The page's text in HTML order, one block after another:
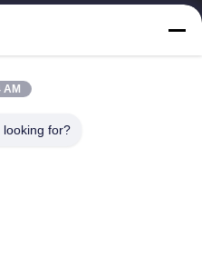
разработках,...
О Компании
Контроль Качества
AM
looking for?